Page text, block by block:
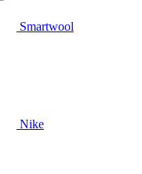
Smartwool
Nike